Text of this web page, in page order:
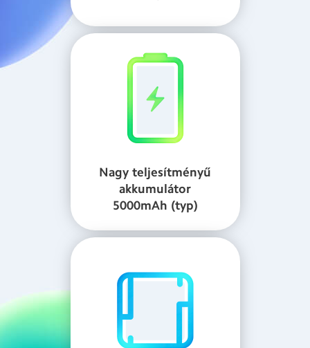
Nagy teljesítményű
akkumulátor
5000mAh (typ)